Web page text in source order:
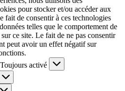
pour stocker et/ou accéder aux
fait de consentir à ces technologies
telles que le comportement de
ce site. Le fait de ne pas consentir
peut avoir un effet négatif sur
Toujours activé